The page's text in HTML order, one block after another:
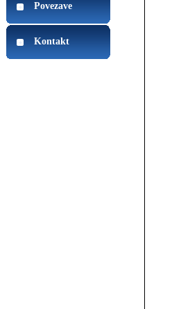
Povezave
Kontakt